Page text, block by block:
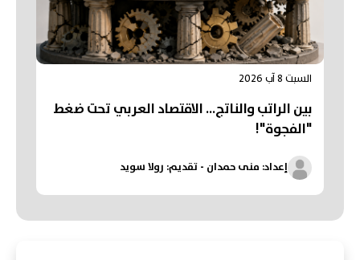
السبت 8 آب 2026
بين الراتب والناتج… الاقتصاد العربي تحت ضغط
"الفجوة"!
إعداد: منى حمدان - تقديم: رولا سويد